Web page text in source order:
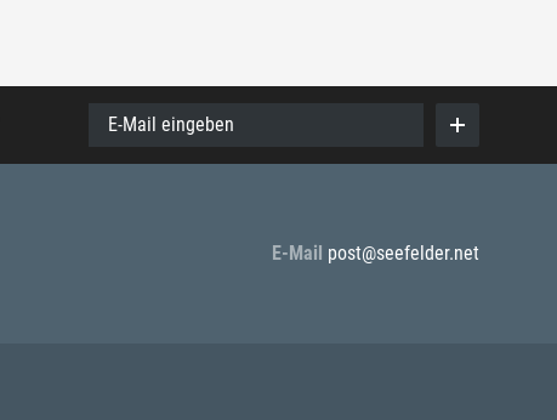
E-Mail eingeben
E-Mail post@seefelder.net